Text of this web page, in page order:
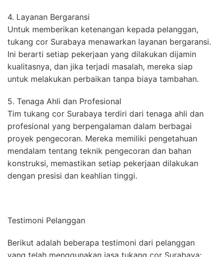
4. Layanan Bergaransi
Untuk memberikan ketenangan kepada pelanggan,
tukang cor Surabaya menawarkan layanan bergaransi.
Ini berarti setiap pekerjaan yang dilakukan dijamin
kualitasnya, dan jika terjadi masalah, mereka siap
untuk melakukan perbaikan tanpa biaya tambahan.
5. Tenaga Ahli dan Profesional
Tim tukang cor Surabaya terdiri dari tenaga ahli dan
profesional yang berpengalaman dalam berbagai
proyek pengecoran. Mereka memiliki pengetahuan
mendalam tentang teknik pengecoran dan bahan
konstruksi, memastikan setiap pekerjaan dilakukan
dengan presisi dan keahlian tinggi.
Testimoni Pelanggan
Berikut adalah beberapa testimoni dari pelanggan
yang telah menggunakan jasa tukang cor Surabaya: